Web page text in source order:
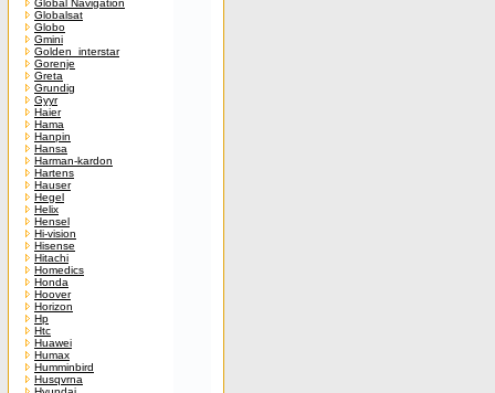
Global Navigation
Globalsat
Globo
Gmini
Golden_interstar
Gorenje
Greta
Grundig
Gyyr
Haier
Hama
Hanpin
Hansa
Harman-kardon
Hartens
Hauser
Hegel
Helix
Hensel
Hi-vision
Hisense
Hitachi
Homedics
Honda
Hoover
Horizon
Hp
Htc
Huawei
Humax
Humminbird
Husqvrna